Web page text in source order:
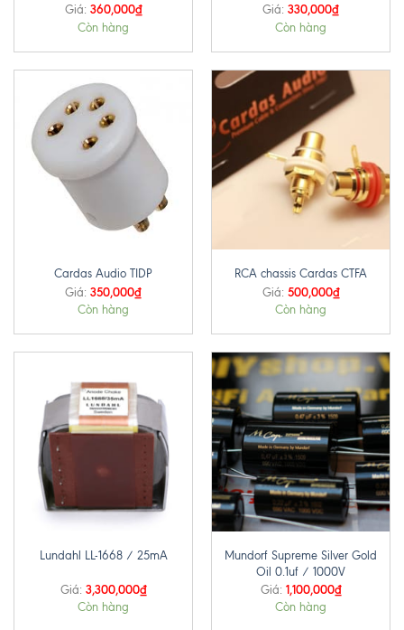
Giá: 360,000₫
Còn hàng
Giá: 330,000₫
Còn hàng
Cardas Audio TIDP
Giá: 350,000₫
Còn hàng
RCA chassis Cardas CTFA
Giá: 500,000₫
Còn hàng
Lundahl LL-1668 / 25mA
Giá: 3,300,000₫
Còn hàng
Mundorf Supreme Silver Gold
Oil 0.1uf / 1000V
Giá: 1,100,000₫
Còn hàng